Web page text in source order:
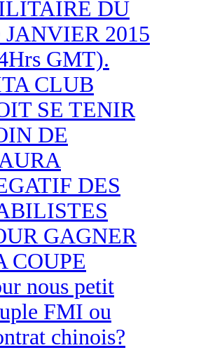
DU
JANVIER 2015
GMT).
CLUB
SE TENIR
DE
DES
GAGNER
COUPE
nous petit
FMI ou
chinois?